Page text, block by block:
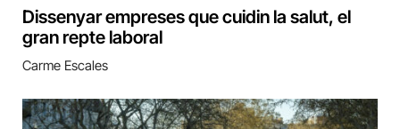
Dissenyar empreses que cuidin la salut, el
gran repte laboral
Carme Escales